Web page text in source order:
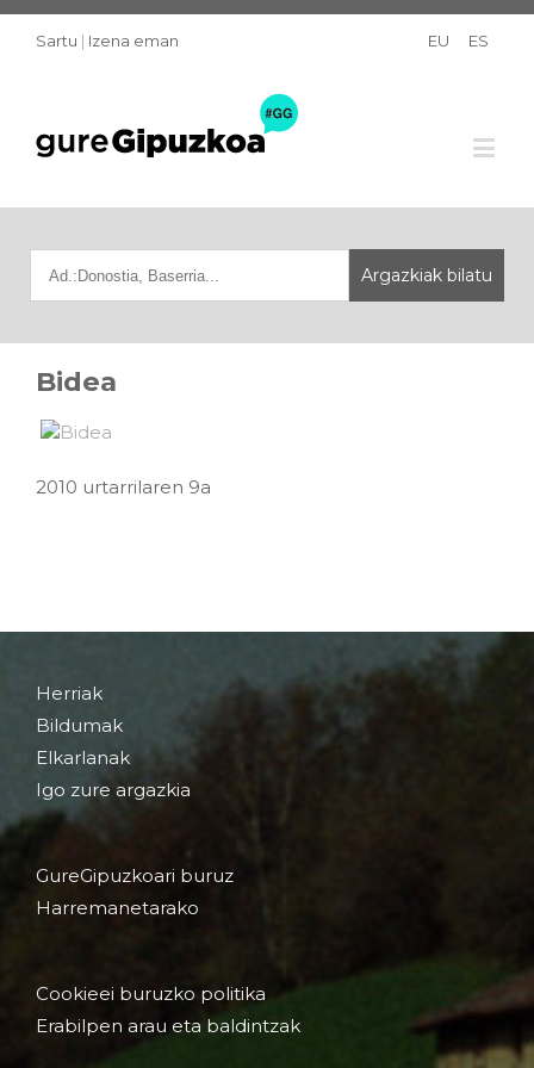
Sartu | Izena eman EU ES
Bidea
2010 urtarrilaren 9a
Herriak
Bildumak
Elkarlanak
Igo zure argazkia
GureGipuzkoari buruz
Harremanetarako
Cookieei buruzko politika
Erabilpen arau eta baldintzak